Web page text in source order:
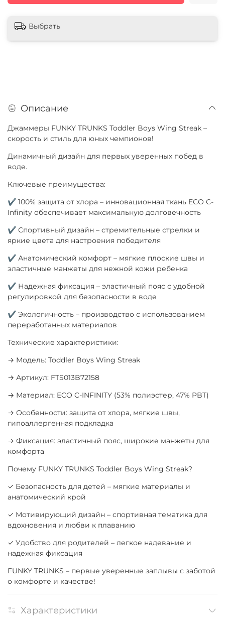
Выбрать
Описание
Джаммеры FUNKY TRUNKS Toddler Boys Wing Streak –
скорость и стиль для юных чемпионов!
Динамичный дизайн для первых уверенных побед в
воде.
Ключевые преимущества:
✔ 100% защита от хлора – инновационная ткань ECO C-
Infinity обеспечивает максимальную долговечность
✔ Спортивный дизайн – стремительные стрелки и
яркие цвета для настроения победителя
✔ Анатомический комфорт – мягкие плоские швы и
эластичные манжеты для нежной кожи ребенка
✔ Надежная фиксация – эластичный пояс с удобной
регулировкой для безопасности в воде
✔ Экологичность – производство с использованием
переработанных материалов
Технические характеристики:
→ Модель: Toddler Boys Wing Streak
→ Артикул: FTS013B72158
→ Материал: ECO C-INFINITY (53% полиэстер, 47% PBT)
→ Особенности: защита от хлора, мягкие швы,
гипоаллергенная подкладка
→ Фиксация: эластичный пояс, широкие манжеты для
комфорта
Почему FUNKY TRUNKS Toddler Boys Wing Streak?
✓ Безопасность для детей – мягкие материалы и
анатомический крой
✓ Мотивирующий дизайн – спортивная тематика для
вдохновения и любви к плаванию
✓ Удобство для родителей – легкое надевание и
надежная фиксация
FUNKY TRUNKS – первые уверенные заплывы с заботой
о комфорте и качестве!
Характеристики